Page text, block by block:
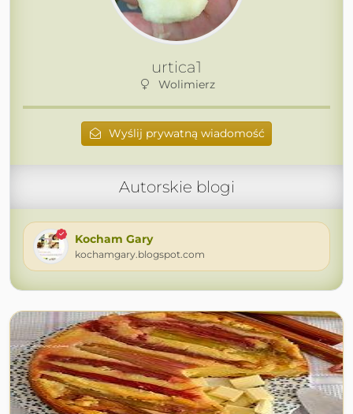
urtica1
Wolimierz
Wyślij prywatną wiadomość
Autorskie blogi
Kocham Gary
kochamgary.blogspot.com